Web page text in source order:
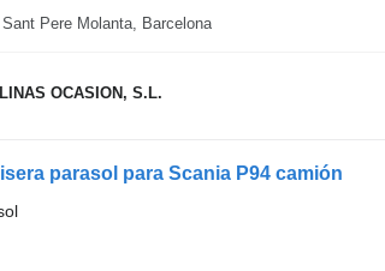
Pere Molanta, Barcelona
OCASION, S.L.
parasol para Scania P94 camión